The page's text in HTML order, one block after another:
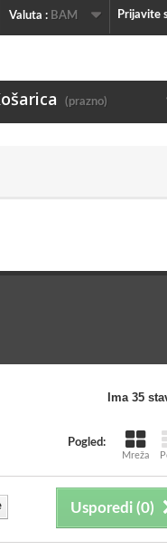
Prijavite
Valuta : BAM
(prazno)
Ima 35
Pogled:
Mreža
Usporedi (0)